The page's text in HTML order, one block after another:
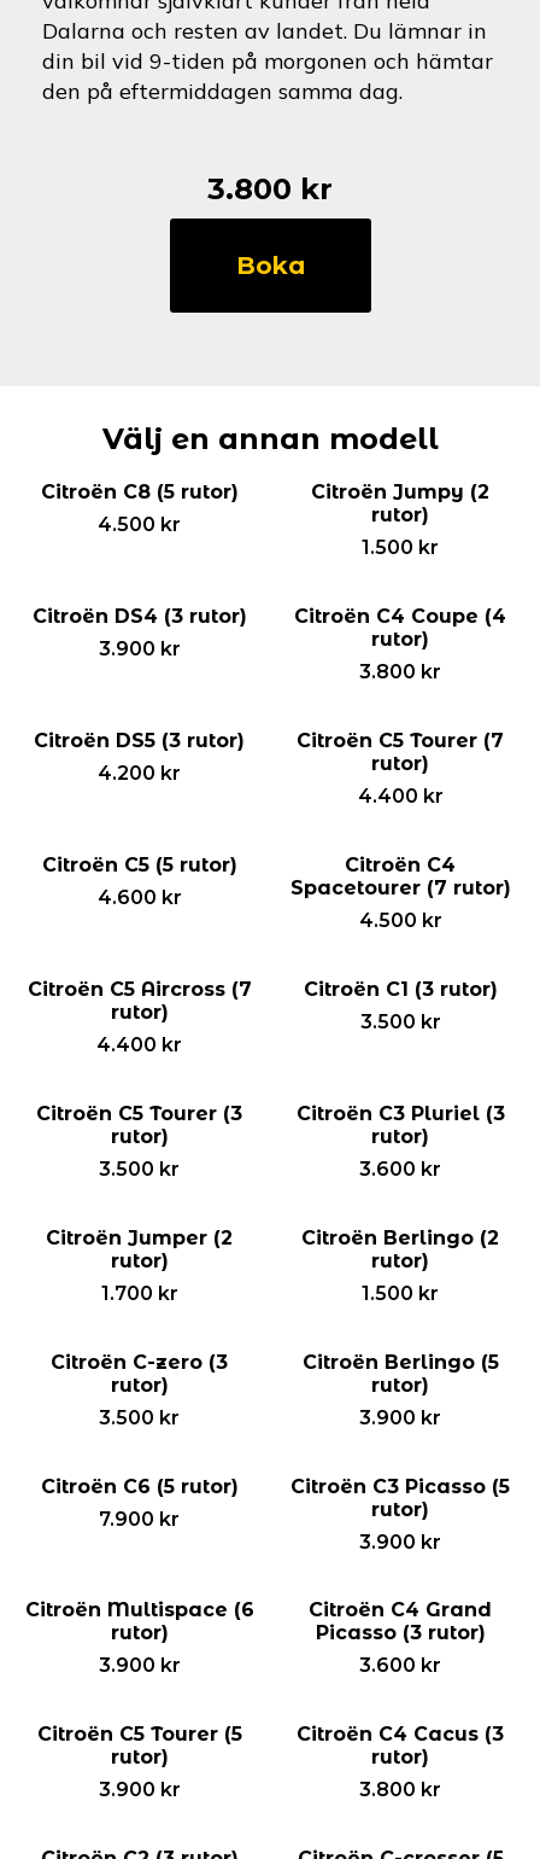
Dalarna och resten av landet. Du lämnar in
din bil vid 9-tiden på morgonen och hämtar
den på eftermiddagen samma dag.
3.800 kr
Citroën
mängd
Boka
Välj en annan modell
Citroën C8 (5 rutor)
4.500 kr
Citroën Jumpy (2
rutor)
1.500 kr
Citroën DS4 (3 rutor)
3.900 kr
Citroën C4 Coupe (4
rutor)
3.800 kr
Citroën DS5 (3 rutor)
4.200 kr
Citroën C5 Tourer (7
rutor)
4.400 kr
Citroën C5 (5 rutor)
4.600 kr
Citroën C4
Spacetourer (7 rutor)
4.500 kr
Citroën C5 Aircross (7
rutor)
4.400 kr
Citroën C1 (3 rutor)
3.500 kr
Citroën C5 Tourer (3
rutor)
3.500 kr
Citroën C3 Pluriel (3
rutor)
3.600 kr
Citroën Jumper (2
rutor)
1.700 kr
Citroën Berlingo (2
rutor)
1.500 kr
Citroën C-zero (3
rutor)
3.500 kr
Citroën Berlingo (5
rutor)
3.900 kr
Citroën C6 (5 rutor)
7.900 kr
Citroën C3 Picasso (5
rutor)
3.900 kr
Citroën Multispace (6
rutor)
3.900 kr
Citroën C4 Grand
Picasso (3 rutor)
3.600 kr
Citroën C5 Tourer (5
rutor)
3.900 kr
Citroën C4 Cacus (3
rutor)
3.800 kr